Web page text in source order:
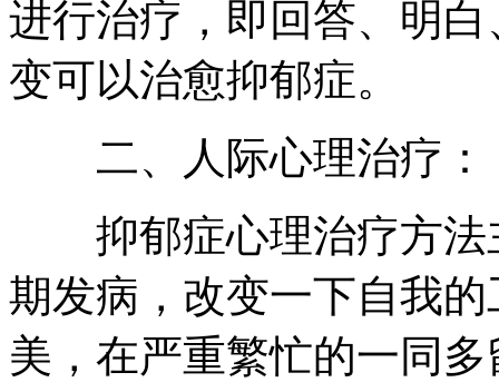
进行治疗，即回答、明
变可以治愈抑郁症。
二、人际心理治疗：
抑郁症心理治疗方法
期发病，改变一下自我
美，在严重繁忙的一同